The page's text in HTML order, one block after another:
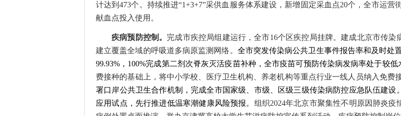
计达到473个。持续推进“1+3+7”采供血服务体系建设，新增固定采血点20个，全市运营
献血点投入使用。
疾病预防控制。 完成市疾控局组建运行，全市16个区疾控局挂牌。建成北京市传
建立覆盖全域的呼吸道多病原监测网络。 全市突发传染病公共卫生事件报告率和及时处
99.93% ， 100%完成第二剂次脊灰灭活疫苗补种 ， 全市疫苗可预防传染病发病率处于较低
费接种的基础上，将中小学校、医疗卫生机构、养老机构等重点行业一线人员纳入免费
署口岸公共卫生合作机制，完成全市国家级、市级、区级三级传染病防控应急队伍建设。
应用试点，先行推进低温寒潮健康风险预报。 组织2024年北京市聚集性不明原因肺炎疫